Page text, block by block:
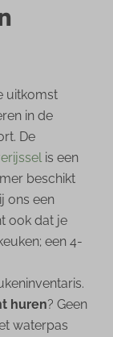
uitkomst
in de
De
is een
beschikt
ons een
ook dat je
een 4-
huren? Geen
waterpas